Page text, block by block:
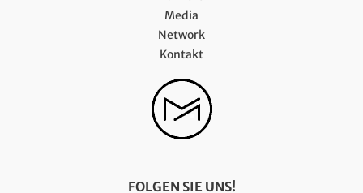
Media
Network
Kontakt
FOLGEN SIE UNS!